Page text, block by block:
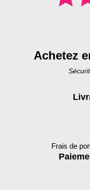
Achetez
Frais de